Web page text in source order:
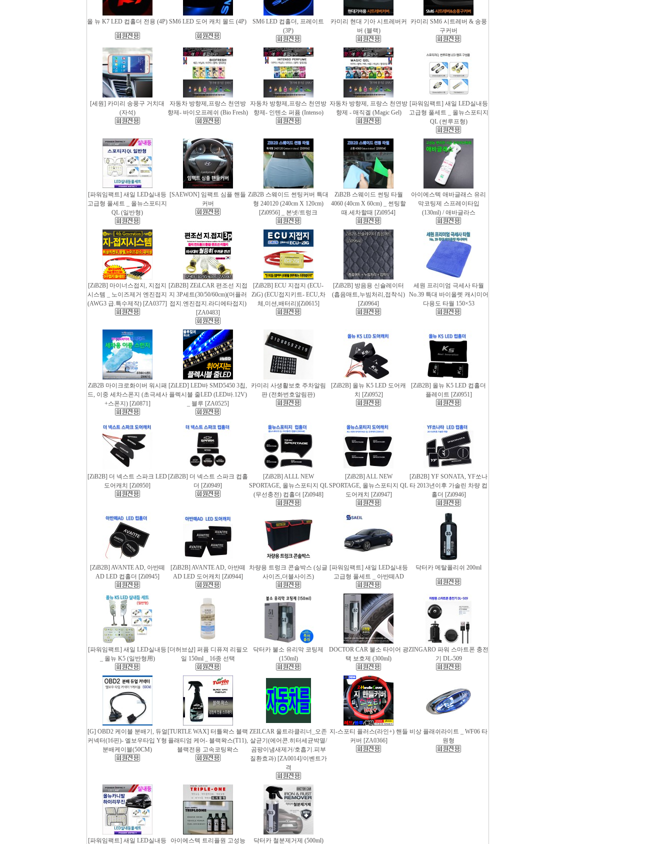
올 뉴 K7 LED 컵홀더 전용 (4P) SM6 LED 도어 캐치 몰드 (4P)
SM6 LED 컵홀더, 프레이트
(3P)
카미리 현대 기아 시트레버커
버 (블랙)
카미리 SM6 시트레버 & 송풍
구커버
[세원] 카미리 송풍구 거치대
(자석)
자동차 방향제,프랑스 천연방
향제- 바이오프레쉬 (Bio Fresh)
자동차 방향제,프랑스 천연방
향제- 인텐소 퍼퓸 (Intenso)
자동차 방향제, 프랑스 천연방
향제 - 매직겔 (Magic Gel)
[파워임팩트] 새일 LED실내등
고급형 풀세트 _ 올뉴스포티지
QL (썬루프형)
[파워임팩트] 새일 LED실내등
고급형 풀세트 _ 올뉴스포티지
QL (일반형)
[SAEWON] 임팩트 심플 핸들
커버
ZiB2B 스웨이드 썬팅커버 특대
형 240120 (240cm X 120cm)
[Zi0956] _ 본넷/트렁크
ZiB2B 스웨이드 썬팅 타월
4060 (40cm X 60cm) _ 썬팅할
때.세차할때 [Zi0954]
아이에스텍 애바글래스 유리
막코팅제 스프레이타입
(130ml) / 애바글라스
[ZiB2B] 마이너스접지, 지접지
시스템 _ 노이즈제거 엔진접지
(AWG3 급.특수제작) [ZA0377]
[ZiB2B] ZEiLCAR 편조선 지접
지 3P세트(30/50/60cm)(머플러
접지.엔진접지.라디에타접지)
[ZA0483]
[ZiB2B] ECU 지접지 (ECU-
ZiG) (ECU접지키트- ECU,차
체,미션,배터리)[Zi0615]
[ZiB2B] 방음용 신슐레이터
(흡음매트,누빔처리,접착식)
[Zi0964]
세원 프리미엄 극세사 타월
No.39 특대 바이올렛 캐시미어
다용도 타월 150×53
ZiB2B 마이크로화이버 워시패
드, 이중 세차스폰지 (초극세사
+스폰지) [Zi0871]
[ZiLED] LED바 SMD5450 3칩,
플렉시블 줄LED (LED바.12V)
_ 블루 [ZA0525]
카미리 사생활보호 주차알림
판 (전화번호알림판)
[ZiB2B] 올뉴 K5 LED 도어캐
치 [Zi0952]
[ZiB2B] 올뉴 K5 LED 컵홀더
플레이트 [Zi0951]
[ZiB2B] 더 넥스트 스파크 LED
도어캐치 [Zi0950]
[ZiB2B] 더 넥스트 스파크 컵홀
더 [Zi0949]
[ZiB2B] ALLL NEW
SPORTAGE, 올뉴스포티지 QL
(무선충전) 컵홀더 [Zi0948]
[ZiB2B] ALL NEW
SPORTAGE, 올뉴스포티지 QL
도어캐치 [Zi0947]
[ZiB2B] YF SONATA, YF쏘나
타 2013년이후 가솔린 차량 컵
홀더 [Zi0946]
[ZiB2B] AVANTE AD, 아반떼
AD LED 컵홀더 [Zi0945]
[ZiB2B] AVANTE AD, 아반떼
AD LED 도어캐치 [Zi0944]
차량용 트렁크 콘솔박스 (싱글
사이즈,더블사이즈)
[파워임팩트] 새일 LED실내등
고급형 풀세트 _ 아반떼AD
닥터카 메탈폴리쉬 200ml
[파워임팩트] 새일 LED실내등
_ 올뉴 K5 (일반형用)
[더허브샵] 퍼퓸 디퓨져 리필오
일 150ml _ 16종 선택
닥터카 불소 유리막 코팅제
(150ml)
DOCTOR CAR 불소 타이어 광
택 보호제 (300ml)
ZINGARO 파워 스마트폰 충전
기 DL-509
[G] OBD2 케이블 분배기, 듀얼
커넥터(16핀)- 엘보우타입 Y형
분배케이블(50CM)
[TURTLE WAX] 터틀왁스 블랙
플래티엄 케어- 블랙왁스(T11),
블랙전용 고속코팅왁스
ZEILCAR 울트라클리너_오존
살균기(에어콘.히터세균박멸/
곰팡이냄새제거/호흡기.피부
질환효과) [ZA0014]/이벤트가
격
지-스포티 플러스(라인+) 핸들
커버 [ZA0366]
비상 플래쉬라이트 _ WF06 타
원형
[파워임팩트] 새일 LED실내등 아이에스텍 트리플원 고성능 닥터카 철분제거제 (500ml)